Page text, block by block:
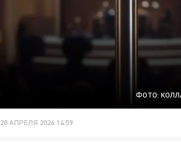
ФОТО:
28 АПРЕЛЯ 2026 14:59